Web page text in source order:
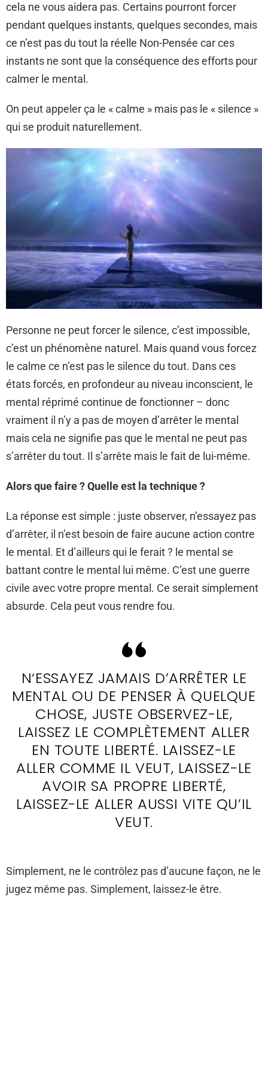
cela ne vous aidera pas. Certains pourront forcer
pendant quelques instants, quelques secondes, mais
ce n’est pas du tout la réelle Non-Pensée car ces
instants ne sont que la conséquence des efforts pour
calmer le mental.
On peut appeler ça le « calme » mais pas le « silence »
qui se produit naturellement.
Personne ne peut forcer le silence, c’est impossible,
c’est un phénomène naturel. Mais quand vous forcez
le calme ce n’est pas le silence du tout. Dans ces
états forcés, en profondeur au niveau inconscient, le
mental réprimé continue de fonctionner – donc
vraiment il n’y a pas de moyen d’arrêter le mental
mais cela ne signifie pas que le mental ne peut pas
s’arrêter du tout. Il s’arrête mais le fait de lui-même.
Alors que faire ? Quelle est la technique ?
La réponse est simple : juste observer, n’essayez pas
d’arrêter, il n’est besoin de faire aucune action contre
le mental. Et d’ailleurs qui le ferait ? le mental se
battant contre le mental lui même. C’est une guerre
civile avec votre propre mental. Ce serait simplement
absurde. Cela peut vous rendre fou.
N‘ESSAYEZ JAMAIS D’ARRÊTER LE
MENTAL OU DE PENSER À QUELQUE
CHOSE, JUSTE OBSERVEZ-LE,
LAISSEZ LE COMPLÈTEMENT ALLER
EN TOUTE LIBERTÉ. LAISSEZ-LE
ALLER COMME IL VEUT, LAISSEZ-LE
AVOIR SA PROPRE LIBERTÉ,
LAISSEZ-LE ALLER AUSSI VITE QU’IL
VEUT.
Simplement, ne le contrôlez pas d’aucune façon, ne le
jugez même pas. Simplement, laissez-le être.